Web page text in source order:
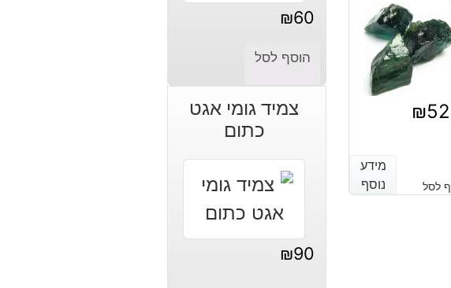
₪52
מידע
נוסף
לסל
מידע
נוסף
₪60
הוסף לסל
צמיד גומי אגט
כתום
₪90